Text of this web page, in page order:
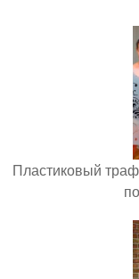
Пластиковый